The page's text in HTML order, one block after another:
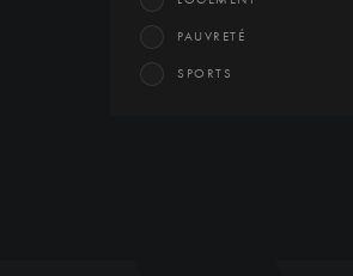
PAUVRETÉ
SPORTS